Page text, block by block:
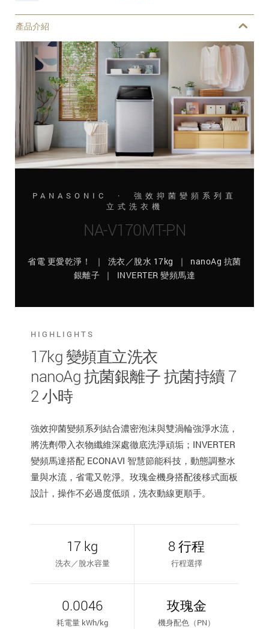
產品介紹
PANASONIC · 強效抑菌變頻系列直
立式洗衣機
NA-V170MT-PN
省電 更愛乾淨！ ｜ 洗衣／脫水 17kg ｜ nanoAg 抗菌
銀離子 ｜ INVERTER 變頻馬達
HIGHLIGHTS
17kg 變頻直立洗衣
nanoAg 抗菌銀離子 抗菌持續 7
2 小時
強效抑菌變頻系列結合濃密泡沫與雙渦輪強淨水流，
將洗劑帶入衣物纖維深處徹底洗淨頑垢；INVERTER
變頻馬達搭配 ECONAVI 智慧節能科技，動態調整水
量與水流，省電又乾淨。玫瑰金機身搭配後移式面板
設計，操作不必過度低頭，洗衣動線更順手。
17 kg
洗衣／脫水容量
8 行程
行程選擇
0.0046
耗電量 kWh/kg
玫瑰金
機身配色（PN）